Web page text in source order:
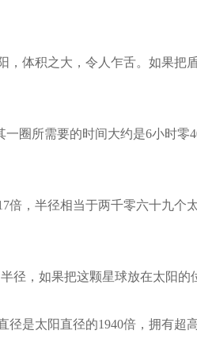
体积之大，令人乍舌。如果
圈所需要的时间大约是6小时
，半径相当于两千零六十九
，如果把这颗星球放在太阳的
是太阳直径的1940倍，拥有超